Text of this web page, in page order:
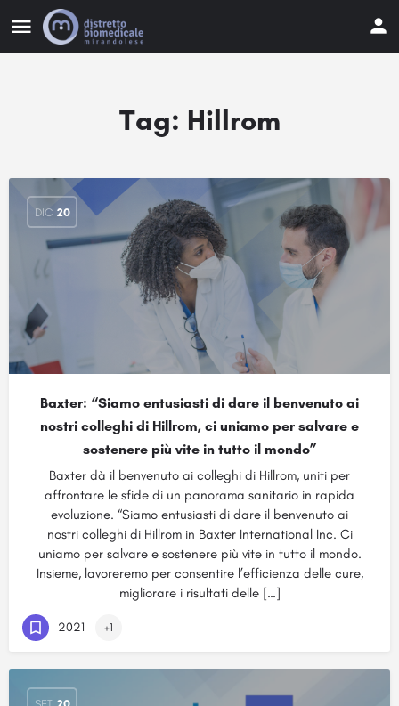
Tag: Hillrom
DIC 20
Baxter: “Siamo entusiasti di dare il benvenuto ai
nostri colleghi di Hillrom, ci uniamo per salvare e
sostenere più vite in tutto il mondo”
Baxter dà il benvenuto ai colleghi di Hillrom, uniti per
affrontare le sfide di un panorama sanitario in rapida
evoluzione. “Siamo entusiasti di dare il benvenuto ai
nostri colleghi di Hillrom in Baxter International Inc. Ci
uniamo per salvare e sostenere più vite in tutto il mondo.
Insieme, lavoreremo per consentire l’efficienza delle cure,
migliorare i risultati delle […]
2021 +1
SET 20